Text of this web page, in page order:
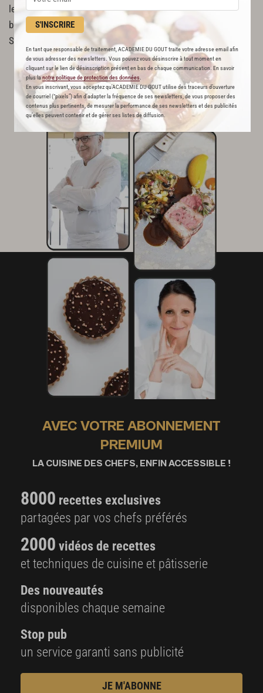
S'INSCRIRE
En tant que responsable de traitement, ACADEMIE DU GOUT traite votre adresse email afin
de vous adresser des newsletters. Vous pouvez vous désinscrire à tout moment en
cliquant sur le lien de désinscription présent en bas de chaque communication. En savoir
plus lanotre politique de protection des données
En vous inscrivant, vous acceptez qu'ACADEMIE DU GOUT utilise des traceurs d’ouverture
de courriel (“pixels”) afin d’adapter la fréquence de ses newsletters, de vous proposer des
contenus plus pertinents, de mesurer la performance de ses newsletters et des publicités
qu’elles peuvent contenir et de gérer ses listes de diffusion.
les demi-sandwichs. Assaisonnez d’huile d’olive, de vinaigre
balsamique blanc, de fleur de sel et de poivre du moulin.
Servez aussitôt.
AVEC VOTRE ABONNEMENT
PREMIUM
LA CUISINE DES CHEFS, ENFIN ACCESSIBLE !
8000 recettes exclusives
partagées par vos chefs préférés
2000 vidéos de recettes
et techniques de cuisine et pâtisserie
Des nouveautés
disponibles chaque semaine
Stop pub
un service garanti sans publicité
JE M'ABONNE